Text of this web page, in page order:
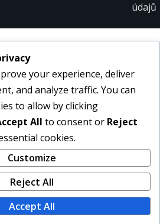
údajů
your experience, deliver
and analyze traffic. You can
to allow by clicking
All to consent or Reject
cookies.
Customize
Reject All
Accept All